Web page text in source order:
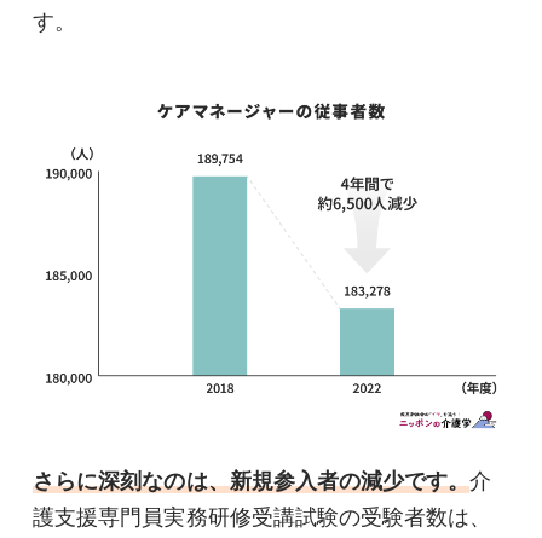
す。
さらに深刻なのは、新規参入者の減少です。介
護支援専門員実務研修受講試験の受験者数は、